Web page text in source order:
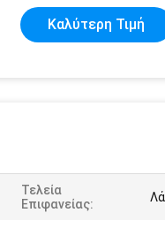
Καλύτερη Τιμή
Τελεία
Επιφανείας: